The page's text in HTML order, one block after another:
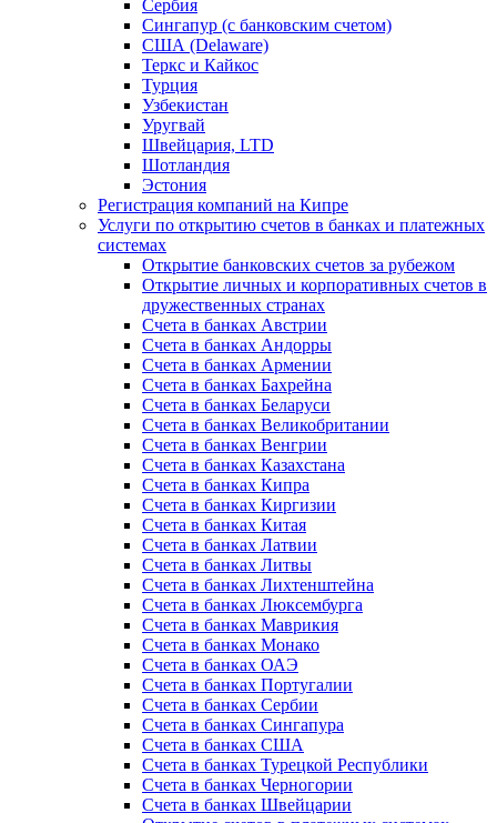
Сербия
Сингапур (c банковским счетом)
США (Delaware)
Теркс и Кайкос
Турция
Узбекистан
Уругвай
Швейцария, LTD
Шотландия
Эстония
Регистрация компаний на Кипре
Услуги по открытию счетов в банках и платежных
системах
Открытие банковских счетов за рубежом
Открытие личных и корпоративных счетов в
дружественных странах
Счета в банках Австрии
Счета в банках Андорры
Счета в банках Армении
Счета в банках Бахрейна
Счета в банках Беларуси
Счета в банках Великобритании
Счета в банках Венгрии
Счета в банках Казахстана
Счета в банках Кипра
Счета в банках Киргизии
Счета в банках Китая
Счета в банках Латвии
Счета в банках Литвы
Счета в банках Лихтенштейна
Счета в банках Люксембурга
Счета в банках Маврикия
Счета в банках Монако
Счета в банках ОАЭ
Счета в банках Португалии
Счета в банках Сербии
Счета в банках Сингапура
Счета в банках США
Счета в банках Турецкой Республики
Счета в банках Черногории
Счета в банках Швейцарии